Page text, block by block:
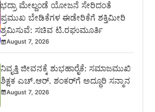
ಭದ್ರಾ ಮೇಲ್ದಂಡೆ ಯೋಜನೆ ಸೇರಿದಂತೆ
ಪ್ರಮುಖ ಬೇಡಿಕೆಗಳ ಈಡೇರಿಕೆಗೆ ಶಕ್ತಿಮೀರಿ
ಶ್ರಮಿಸುವೆ: ಸಚಿವ ಟಿ.ರಘುಮೂರ್ತಿ
August 7, 2026
ನಿವೃತ್ತಿ ಜೀವನಕ್ಕೆ ಶುಭಹಾರೈಕೆ: ಸಮಾಜಮುಖಿ
ಶಿಕ್ಷಕ ಎಚ್.ಆರ್. ಶಂಕರ್‌ಗೆ ಅದ್ಧೂರಿ ಸನ್ಮಾನ
August 7, 2026